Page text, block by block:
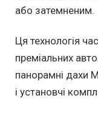
або затемненим.
Ця технологія
преміальних
панорамні дахи
і установчі